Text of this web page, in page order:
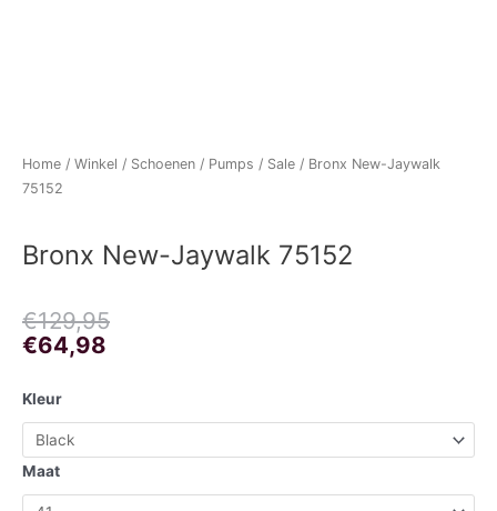
Home / Winkel / Schoenen / Pumps / Sale / Bronx New-Jaywalk
75152
Bronx New-Jaywalk 75152
€129,95
Oorspronkelijke
prijs
€129,95.
€64,98
Huidige
prijs
€64,98.
Kleur
Maat
Bronx
New-
Jaywalk
75152
aantal